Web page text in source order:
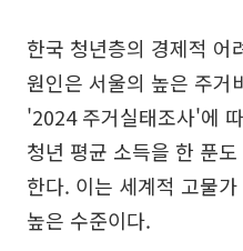
한국 청년층의 경제적 어
원인은 서울의 높은 주거
'2024 주거실태조사'에
청년 평균 소득을 한 푼
한다. 이는 세계적 고물
높은 수준이다.